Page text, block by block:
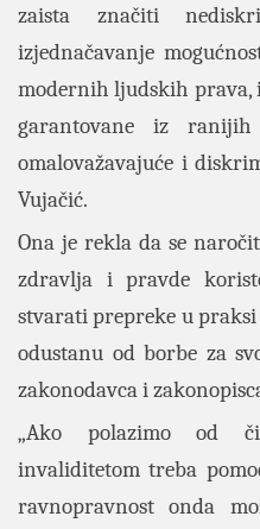
zaista značiti
izjednačavanje
modernih ljudskih prava,
garantovane iz
omalovažavajuće i
Vujačić.
Ona je rekla da se
zdravlja i pravde
stvarati prepreke u
odustanu od borbe za
zakonodavca i
„Ako polazimo od
invaliditetom treba
ravnopravnost onda